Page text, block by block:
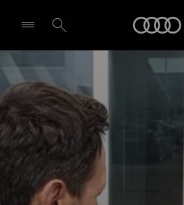
Seleziona concessionaria